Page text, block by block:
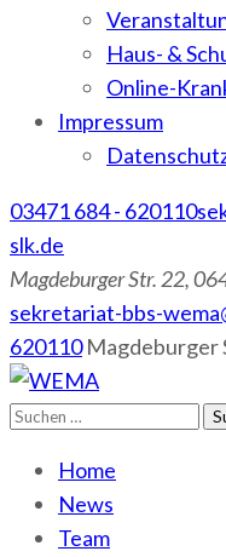
Haus- &
Online-
Impressum
03471 684 - 620110
slk.de
Magdeburger Str. 22,
sekretariat-bbs-
620110 Magdeburger
WEMA
BbS I des
Suchen
Home
News
Team